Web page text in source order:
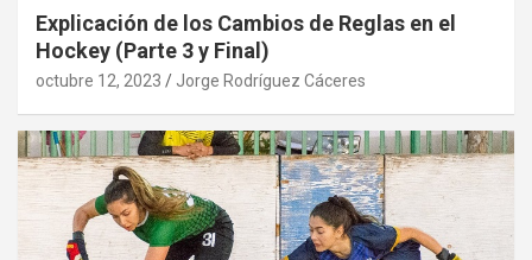
Explicación de los Cambios de Reglas en el
Hockey (Parte 3 y Final)
octubre 12, 2023 Jorge Rodríguez Cáceres